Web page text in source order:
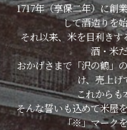
1717年（享保二年）に創
して酒造りを
それ以来、米を目利き
酒・米
おかげさまで「沢の鶴」
け、売上げ
これからも
そんな誓いも込めて米屋
「※」マーク